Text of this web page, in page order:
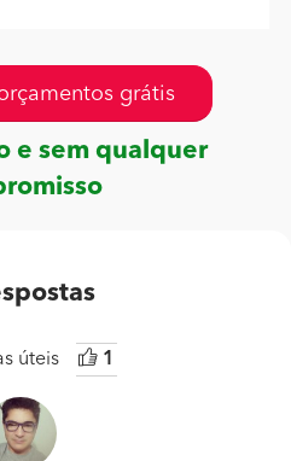
grátis
e sem qualquer
úteis 1